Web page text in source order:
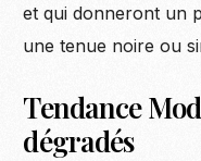
et qui donneront un
une tenue noire ou
Tendance
dégradés